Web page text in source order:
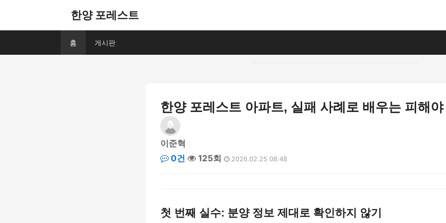
한양 포레스트
홈 게시판
한양 포레스트 아파트, 실패 사례로 배우는 피해
이준혁
0건
125회 2026.02.25 08:48
첫 번째 실수: 분양 정보 제대로 확인하지 않기